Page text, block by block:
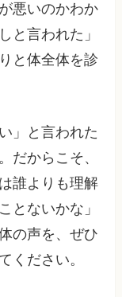
悪いのかわか
と言われた」
と体全体を診
」と言われた
だからこそ、
誰よりも理解
とないかな」
の声を、ぜひ
ください。